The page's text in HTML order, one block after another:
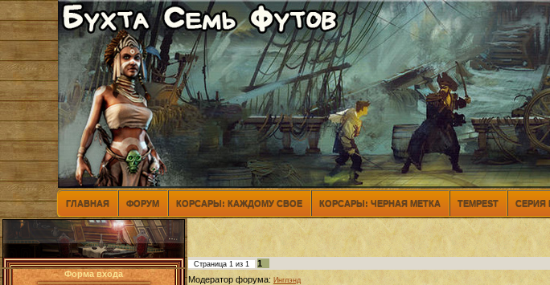
ГЛАВНАЯ ФОРУМ КОРСАРЫ: КАЖДОМУ СВОЕ КОРСАРЫ: ЧЕРНАЯ МЕТКА TEMPEST СЕРИЯ
Форма входа
Страница 1 из 1
1
Модератор форума: Инглэнд